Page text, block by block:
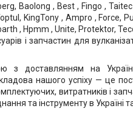
Baolong , Best , Fingo ,
KingTony , Ampro , Force,
, Hpmm , Unite, Protektor,
і запчастин для
доставлянням на
нашого успіху — це
витратників і
та інструменту в Україні та